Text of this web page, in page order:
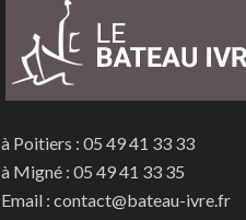
à Poitiers : 05 49 41 33 33
à Migné : 05 49 41 33 35
Email : contact@bateau-ivre.fr